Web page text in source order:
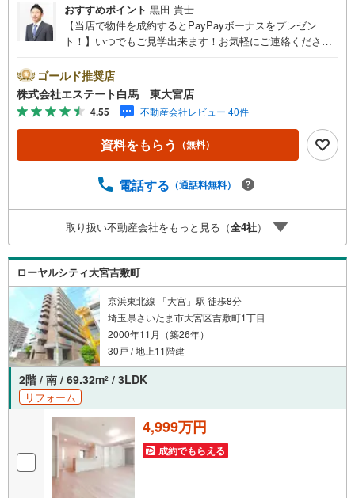
おすすめポイント 黒田 貴士
【当店で物件を成約するとPayPayボーナスをプレゼン
ト！】いつでもご見学出来ます！お気軽にご連絡くださ
来店しやすい店舗です。お気軽にお立ち寄り下さい。～人
気のリモート見学・リモート相談サービス～・小さいお子
様や家事で外出できない、天気が悪く外出したくない時・L
INEやZOOMなど無料のアプリですぐにご利用いただけま
す・リモート見学はスタッフがご興味ある物件の現地から
映像をお届けします・写真では伝わりにくい「空気感」や
しっかり確認できます・リモート相談は第三者による住宅
対1で・バーチャル背景でプライバシーも安心・忙しいパー
トナーに変わって予め確認も・別々の場所から家族みんな
で参加もできます・お気軽にご相談下さい～営業時間～9:3
0～18:30こちらのお時間でしたらお電話でのお問合せがス
ムーズですお気軽にお問合せください
ゴールド推奨店
株式会社エステート白馬 東大宮店
4.55 不動産会社レビュー 40件
資料をもらう （無料）
電話する （通話料無料）
取り扱い不動産会社をもっと見る（全4社）
ローヤルシティ大宮吉敷町
京浜東北線 「大宮」駅 徒歩8分
埼玉県さいたま市大宮区吉敷町1丁目
2000年11月（築26年）
30戸 / 地上11階建
2階 / 南 / 69.32m2 / 3LDK
リフォーム
4,999万円
成約でもらえる